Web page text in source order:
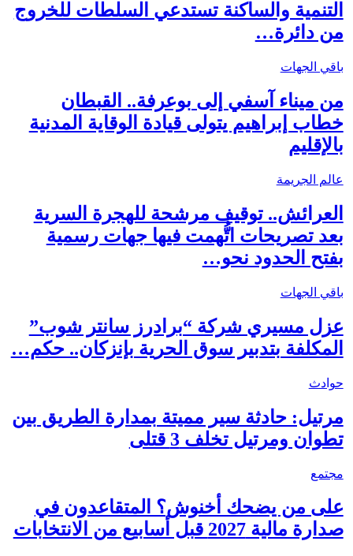
التنمية والساكنة تستدعي السلطات للخروج
من دائرة…
باقي الجهات
من ميناء آسفي إلى بوعرفة.. القبطان
خطاب إبراهيم يتولى قيادة الوقاية المدنية
بالإقليم
عالم الجريمة
العرائش.. توقيف مرشحة للهجرة السرية
بعد تصريحات اتُّهمت فيها جهات رسمية
بفتح الحدود نحو…
باقي الجهات
عزل مسيري شركة “برادرز سانتر شوب”
المكلفة بتدبير سوق الحرية بإنزكان.. حكم…
حوادث
مرتيل: حادثة سير مميتة بمدارة الطريق بين
تطوان ومرتيل تخلف 3 قتلى
مجتمع
على من يضحك أخنوش؟ المتقاعدون في
صدارة مالية 2027 قبل أسابيع من الانتخابات